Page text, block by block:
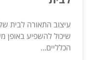
עיצוב התאורה לבית
שיכול להשפיע
הכלליים...